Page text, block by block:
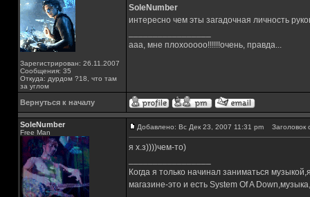
Зарегистрирован: 26.11.2007
Сообщения: 35
Откуда: дурдом ?18, что там
за углом
SoleNumber
интересно чем эты загадочная личность
ааа, мне плохооооо!!!!!!очень, правда...
Вернуться к началу
SoleNumber
Free Man
Добавлено: Вс Дек 23, 2007 11:31 pm Заголовок
я х.з))))чем-то)
Когда я только начинал заниматься
магазине-это и есть System Of A